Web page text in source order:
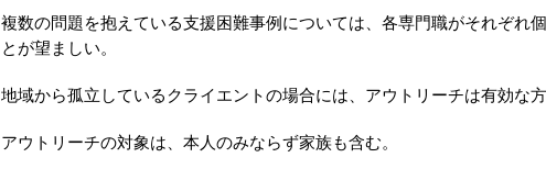
複数の問題を抱えている支援困難事例については、各専門職がそれぞれ
とが望ましい。
地域から孤立しているクライエントの場合には、アウトリーチは有効な方
アウトリーチの対象は、本人のみならず家族も含む。